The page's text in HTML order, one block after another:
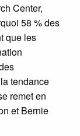
Center,
58 % des
que les
tendance
remet en
et Bernie